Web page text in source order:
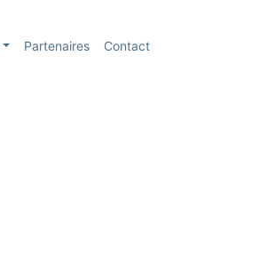
Partenaires Contact